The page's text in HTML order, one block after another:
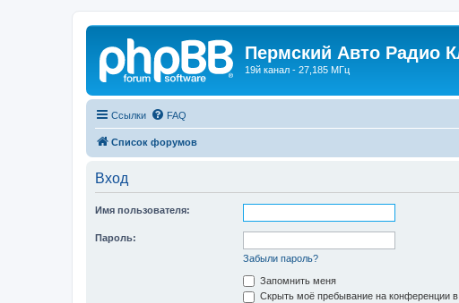
Пермский Авто Радио
19й канал - 27,185 МГц
Ссылки FAQ
Список форумов
Вход
Имя пользователя:
Пароль:
Забыли пароль?
Запомнить меня
Скрыть моё пребывание на конференции в